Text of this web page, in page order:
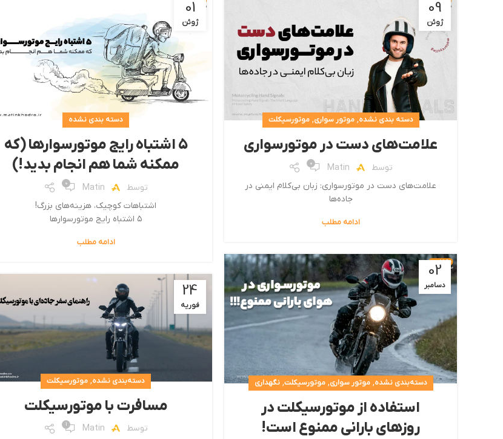
09
ژوئن
دسته بندی نشده,موتور سواری,موتورسیکلت
علامت‌های دست در موتورسواری
توسط Matin
0
علامت‌های دست در موتورسواری: زبان بی‌کلام ایمنی در
جاده‌ها
ادامه مطلب
01
ژوئن
دسته بندی نشده
۵ اشتباه رایج موتورسوارها (که
ممکنه شما هم انجام بدید!)
توسط Matin
0
اشتباهات کوچیک، هزینه‌های بزرگ!
۵ اشتباه رایج موتورسوارها
ادامه مطلب
02
دسامبر
دسته‌بندی نشده,موتور سواری,موتورسیکلت,نگهداری
استفاده از موتورسیکلت در
روزهای بارانی ممنوع است!
24
فوریه
دسته‌بندی نشده, موتورسیکلت
مسافرت با موتورسیکلت
توسط Matin
1